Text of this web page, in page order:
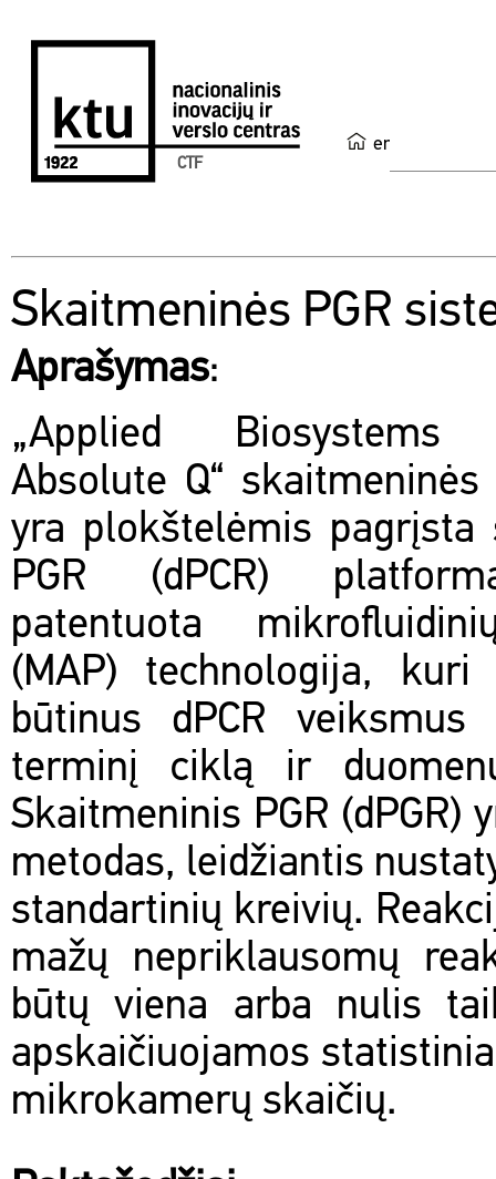
en
CTF
Skaitmeninės PGR
Aprašymas:
„Applied Biosystems
Absolute Q“ skaitmeninės
yra plokštelėmis pagrįsta
PGR (dPCR)
patentuota
(MAP) technologija, kuri
būtinus dPCR
terminį ciklą ir
Skaitmeninis PGR
metodas, leidžiantis
standartinių kreivių.
mažų nepriklausomų
būtų viena arba nulis
apskaičiuojamos
mikrokamerų skaičių.